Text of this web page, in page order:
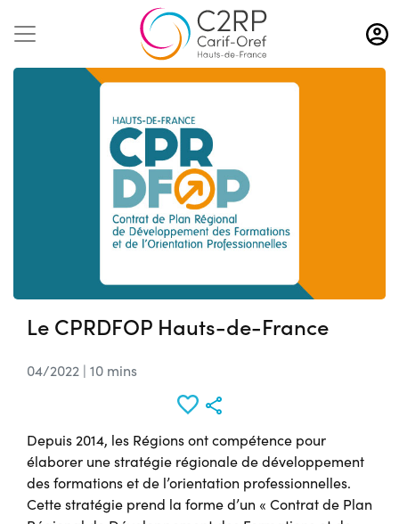
Aller
au
contenu
principal
Le CPRDFOP Hauts-de-France
04/2022 | 10 mins
Depuis 2014, les Régions ont compétence pour
élaborer une stratégie régionale de développement
des formations et de l’orientation professionnelles.
Cette stratégie prend la forme d’un « Contrat de Plan